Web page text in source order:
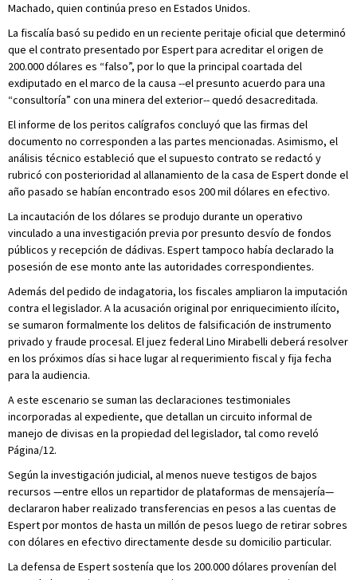
Machado, quien continúa preso en Estados Unidos.
La fiscalía basó su pedido en un reciente peritaje oficial que determinó
que el contrato presentado por Espert para acreditar el origen de
200.000 dólares es “falso”, por lo que la principal coartada del
exdiputado en el marco de la causa --el presunto acuerdo para una
“consultoría” con una minera del exterior-- quedó desacreditada.
El informe de los peritos calígrafos concluyó que las firmas del
documento no corresponden a las partes mencionadas. Asimismo, el
análisis técnico estableció que el supuesto contrato se redactó y
rubricó con posterioridad al allanamiento de la casa de Espert donde el
año pasado se habían encontrado esos 200 mil dólares en efectivo.
La incautación de los dólares se produjo durante un operativo
vinculado a una investigación previa por presunto desvío de fondos
públicos y recepción de dádivas. Espert tampoco había declarado la
posesión de ese monto ante las autoridades correspondientes.
Además del pedido de indagatoria, los fiscales ampliaron la imputación
contra el legislador. A la acusación original por enriquecimiento ilícito,
se sumaron formalmente los delitos de falsificación de instrumento
privado y fraude procesal. El juez federal Lino Mirabelli deberá resolver
en los próximos días si hace lugar al requerimiento fiscal y fija fecha
para la audiencia.
A este escenario se suman las declaraciones testimoniales
incorporadas al expediente, que detallan un circuito informal de
manejo de divisas en la propiedad del legislador, tal como reveló
Página/12.
Según la investigación judicial, al menos nueve testigos de bajos
recursos —entre ellos un repartidor de plataformas de mensajería—
declararon haber realizado transferencias en pesos a las cuentas de
Espert por montos de hasta un millón de pesos luego de retirar sobres
con dólares en efectivo directamente desde su domicilio particular.
La defensa de Espert sostenía que los 200.000 dólares provenían del